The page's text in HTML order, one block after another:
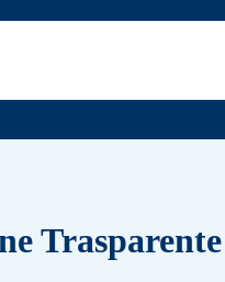
Trasparente